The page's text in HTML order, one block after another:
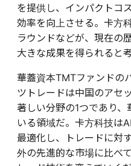
を提供し、インパクトコ
効率を向上させる。卡方
ラウンドなどが、現在の
大きな成果を得られると
華蓋資本TMTファンドの
ツトレードは中国のアセ
著しい分野の1つであり
いる領域だ。卡方科技は
最適化し、トレードに対
外の先進的な市場に比べ